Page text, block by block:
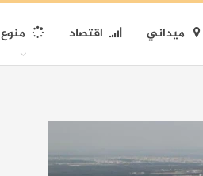
ميداني اقتصاد منوع